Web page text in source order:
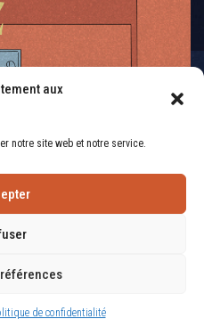
aux
notre site web et notre service.
de confidentialité
droits réservés | Conception :